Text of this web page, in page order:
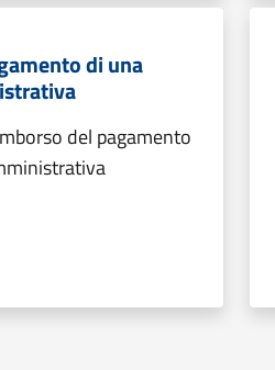
di una
del pagamento